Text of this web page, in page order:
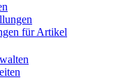
für Artikel